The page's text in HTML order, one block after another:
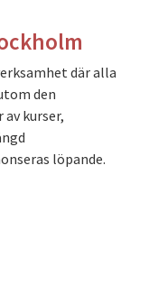
där alla
den
kurser,
löpande.